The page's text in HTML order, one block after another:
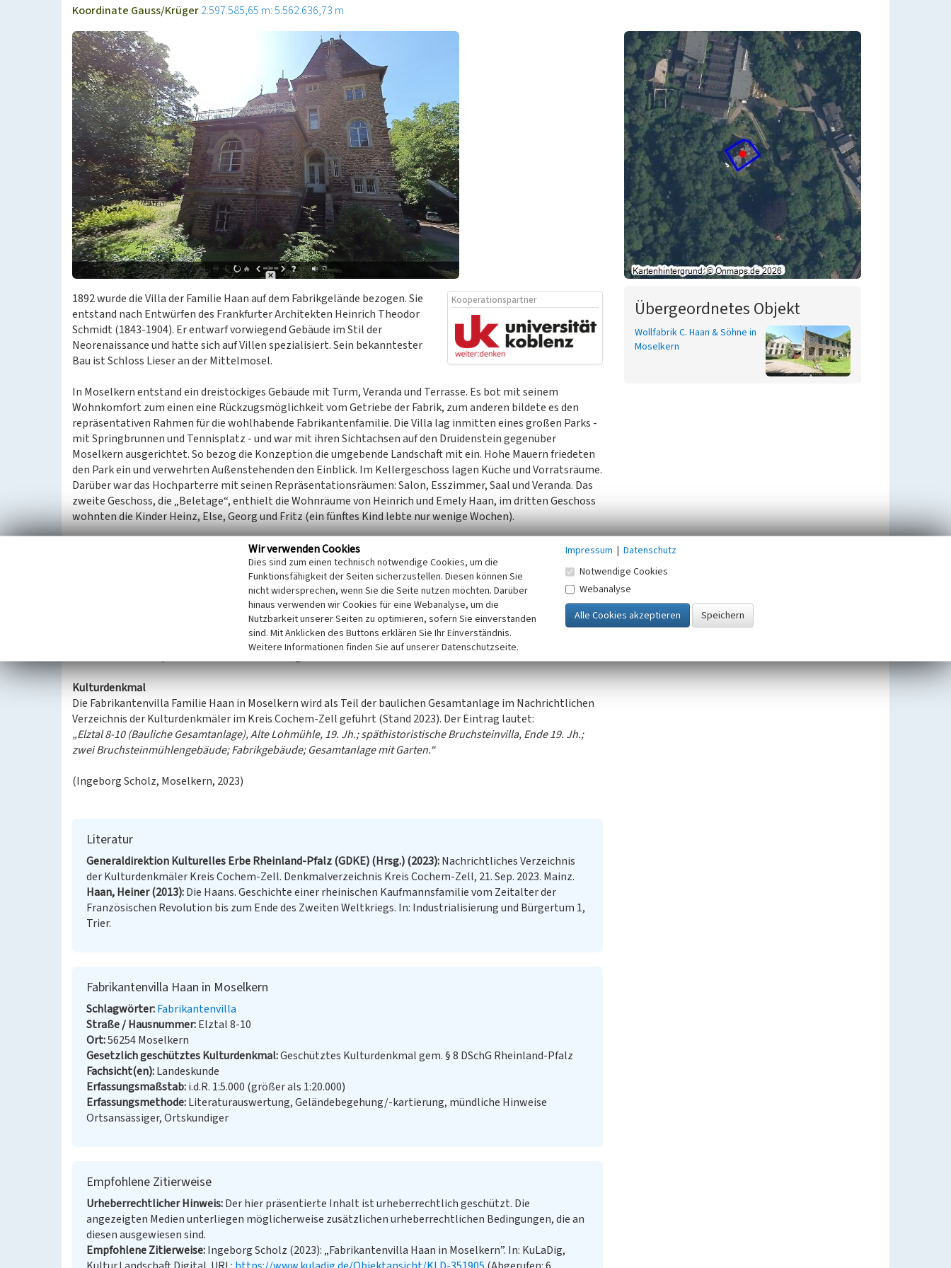
Koordinate Gauss/Krüger2.597.585,65 m: 5.562.636,73 m
Kooperationspartner
1892 wurde die Villa der Familie Haan auf dem Fabrikgelände bezogen. Sie
entstand nach Entwürfen des Frankfurter Architekten Heinrich Theodor
Schmidt (1843-1904). Er entwarf vorwiegend Gebäude im Stil der
Neorenaissance und hatte sich auf Villen spezialisiert. Sein bekanntester
Bau ist Schloss Lieser an der Mittelmosel.
In Moselkern entstand ein dreistöckiges Gebäude mit Turm, Veranda und Terrasse. Es bot mit seinem
Wohnkomfort zum einen eine Rückzugsmöglichkeit vom Getriebe der Fabrik, zum anderen bildete es den
repräsentativen Rahmen für die wohlhabende Fabrikantenfamilie. Die Villa lag inmitten eines großen Parks -
mit Springbrunnen und Tennisplatz - und war mit ihren Sichtachsen auf den Druidenstein gegenüber
Moselkern ausgerichtet. So bezog die Konzeption die umgebende Landschaft mit ein. Hohe Mauern friedeten
den Park ein und verwehrten Außenstehenden den Einblick. Im Kellergeschoss lagen Küche und Vorratsräume.
Darüber war das Hochparterre mit seinen Repräsentationsräumen: Salon, Esszimmer, Saal und Veranda. Das
zweite Geschoss, die „Beletage“, enthielt die Wohnräume von Heinrich und Emely Haan, im dritten Geschoss
wohnten die Kinder Heinz, Else, Georg und Fritz (ein fünftes Kind lebte nur wenige Wochen).
Die Familie Haan wurde bereits 1894 von einem schweren Schicksalsschlag betroffen, als Emely Haan im Alter
von nur 38 Jahren verstarb. Sie hatte sich eine Typhusinfektion zugezogen. Für die Familie waren auch die
Umstände ihrer Bestattung belastend, da die Gemeinde Moselkern sich weigerte, Emely als protestantische
Christin auf dem Moselkerner, katholisch geweihten Friedhof bestatten zu lassen. So fand sie ihr Grab
zunächst in der protestantischen Enklave Winningen bei Koblenz. Heinrich ließ auf dem Parkgelände im Hang
abseits von der Villa ein Mausoleum errichten, wo Emelys sterbliche Überreste ihre letzte Ruhe fanden - und
in der Folge noch weitere Mitglieder der Familie. 1994 wurde das Mausoleum aufgelöst, zwei Särge sind heute
Kulturdenkmal
Die Fabrikantenvilla Familie Haan in Moselkern wird als Teil der baulichen Gesamtanlage im Nachrichtlichen
Verzeichnis der Kulturdenkmäler im Kreis Cochem-Zell geführt (Stand 2023). Der Eintrag lautet:
„Elztal 8-10 (Bauliche Gesamtanlage), Alte Lohmühle, 19. Jh.; späthistoristische Bruchsteinvilla, Ende 19. Jh.;
zwei Bruchsteinmühlengebäude; Fabrikgebäude; Gesamtanlage mit Garten.“
(Ingeborg Scholz, Moselkern, 2023)
Literatur
Generaldirektion Kulturelles Erbe Rheinland-Pfalz (GDKE) (Hrsg.) (2023) Nachrichtliches Verzeichnis
der Kulturdenkmäler Kreis Cochem-Zell. Denkmalverzeichnis Kreis Cochem-Zell, 21. Sep. 2023. Mainz.
Haan, Heiner (2013) Die Haans. Geschichte einer rheinischen Kaufmannsfamilie vom Zeitalter der
Französischen Revolution bis zum Ende des Zweiten Weltkriegs. In: Industrialisierung und Bürgertum 1,
Trier.
Fabrikantenvilla Haan in Moselkern
Schlagwörter Fabrikantenvilla
Straße / Hausnummer Elztal 8-10
Ort 56254 Moselkern
Gesetzlich geschütztes Kulturdenkmal Geschütztes Kulturdenkmal gem. § 8 DSchG Rheinland-Pfalz
Fachsicht(en) Landeskunde
Erfassungsmaßstab i.d.R. 1:5.000 (größer als 1:20.000)
Erfassungsmethode Literaturauswertung, Geländebegehung/-kartierung, mündliche Hinweise
Ortsansässiger, Ortskundiger
Empfohlene Zitierweise
Urheberrechtlicher Hinweis Der hier präsentierte Inhalt ist urheberrechtlich geschützt. Die
angezeigten Medien unterliegen möglicherweise zusätzlichen urheberrechtlichen Bedingungen, die an
diesen ausgewiesen sind.
Empfohlene Zitierweise Ingeborg Scholz (2023): „Fabrikantenvilla Haan in Moselkern”. In: KuLaDig,
Übergeordnetes Objekt
Wollfabrik C. Haan & Söhne in
Moselkern
Wir verwenden Cookies
Dies sind zum einen technisch notwendige Cookies, um die
Funktionsfähigkeit der Seiten sicherzustellen. Diesen können Sie
nicht widersprechen, wenn Sie die Seite nutzen möchten. Darüber
hinaus verwenden wir Cookies für eine Webanalyse, um die
Nutzbarkeit unserer Seiten zu optimieren, sofern Sie einverstanden
sind. Mit Anklicken des Buttons erklären Sie Ihr Einverständnis.
Weitere Informationen finden Sie auf unserer Datenschutzseite.
Impressum | Datenschutz
Notwendige Cookies
Webanalyse